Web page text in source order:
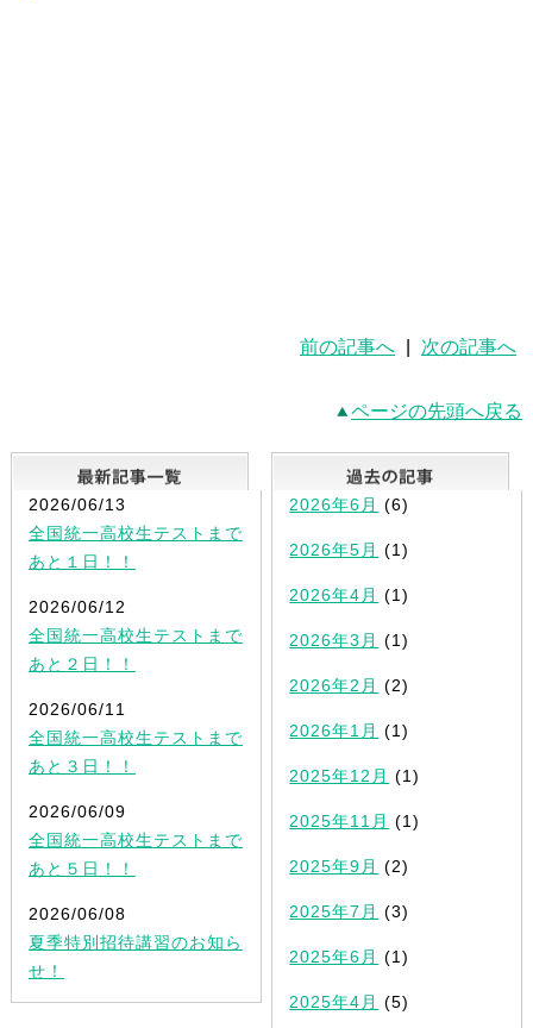
前の記事へ 次の記事へ
ページの先頭へ戻る
最新記事一覧
2026/06/13
全国統一高校生テストまで
あと１日！！
2026/06/12
全国統一高校生テストまで
あと２日！！
2026/06/11
全国統一高校生テストまで
あと３日！！
2026/06/09
全国統一高校生テストまで
あと５日！！
2026/06/08
夏季特別招待講習のお知ら
せ！
2026年6月 (6)
2026年5月 (1)
2026年4月 (1)
2026年3月 (1)
2026年2月 (2)
2026年1月 (1)
2025年12月 (1)
2025年11月 (1)
2025年9月 (2)
2025年7月 (3)
2025年6月 (1)
2025年4月 (5)